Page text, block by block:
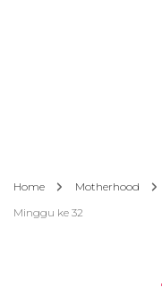
Home Motherhood
Minggu ke 32